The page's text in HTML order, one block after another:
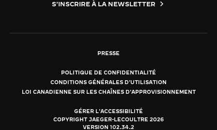
S'INSCRIRE À LA NEWSLETTER
PRESSE
POLITIQUE DE CONFIDENTIALITÉ
CONDITIONS GÉNÉRALES D'UTILISATION
LOI CANADIENNE SUR LES CHAÎNES D'APPROVISIONNEMENT
GÉRER L'ACCESSIBILITÉ
COPYRIGHT JAEGER-LECOULTRE 2026
VERSION 102.34.2